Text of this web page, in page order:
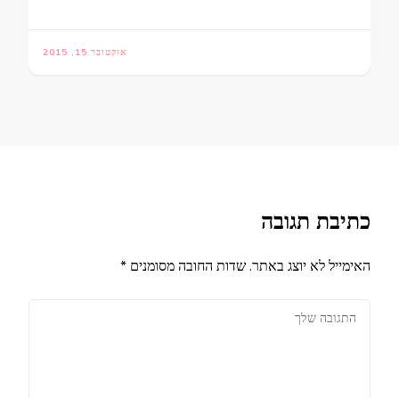
אוקטובר 15, 2015
כתיבת תגובה
האימייל לא יוצג באתר.שדות החובה מסומנים *